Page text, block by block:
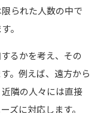
られた人数の中で
。
るかを考え、その
。例えば、遠方から
隣の人々には直接
ズに対応します。